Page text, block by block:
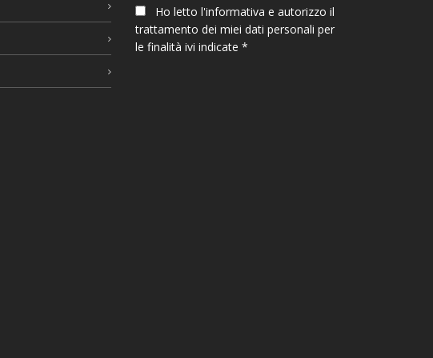
Ho letto l'informativa e autorizzo il
trattamento dei miei dati personali per
le finalità ivi indicate *